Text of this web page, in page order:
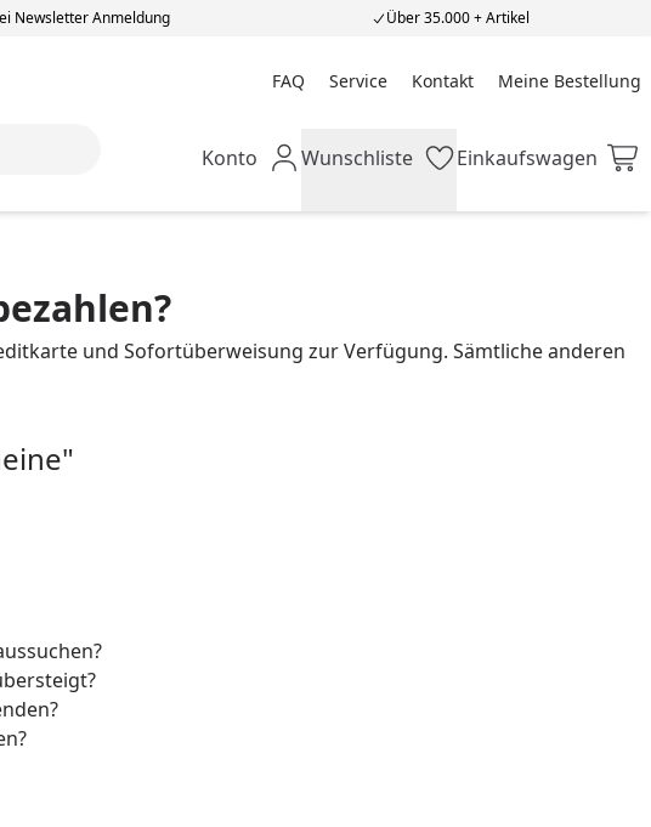
Newsletter Anmeldung Über 35.000 + Artikel
FAQ Service Kontakt Meine Bestellung
Meine Bestellung
Mein Konto
Konto Wunschliste
Wunschliste Einkaufswagen
Einkaufswagen
und Sofortüberweisung zur Verfügung. Sämtliche anderen